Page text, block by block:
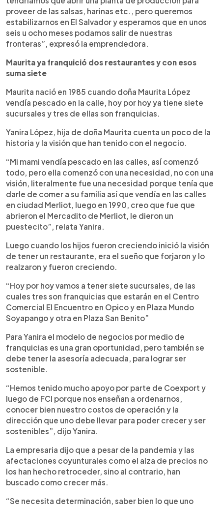
proveer de las salsas, harinas etc., pero queremos
estabilizarnos en El Salvador y esperamos que en unos
seis u ocho meses podamos salir de nuestras
fronteras”, expresó la emprendedora.
Maurita ya franquició dos restaurantes y con esos
suma siete
Maurita nació en 1985 cuando doña Maurita López
vendía pescado en la calle, hoy por hoy ya tiene siete
sucursales y tres de ellas son franquicias.
Yanira López, hija de doña Maurita cuenta un poco de la
historia y la visión que han tenido con el negocio.
“Mi mami vendía pescado en las calles, así comenzó
todo, pero ella comenzó con una necesidad, no con una
visión, literalmente fue una necesidad porque tenía que
darle de comer a su familia así que vendía en las calles
en ciudad Merliot, luego en 1990, creo que fue que
abrieron el Mercadito de Merliot, le dieron un
puestecito”, relata Yanira.
Luego cuando los hijos fueron creciendo inició la visión
de tener un restaurante, era el sueño que forjaron y lo
realzaron y fueron creciendo.
“Hoy por hoy vamos a tener siete sucursales, de las
cuales tres son franquicias que estarán en el Centro
Comercial El Encuentro en Opico y en Plaza Mundo
Soyapango y otra en Plaza San Benito”
Para Yanira el modelo de negocios por medio de
franquicias es una gran oportunidad, pero también se
debe tener la asesoría adecuada, para lograr ser
sostenible.
“Hemos tenido mucho apoyo por parte de Coexport y
luego de FCI porque nos enseñan a ordenarnos,
conocer bien nuestro costos de operación y la
dirección que uno debe llevar para poder crecer y ser
sostenibles”, dijo Yanira.
La empresaria dijo que a pesar de la pandemia y las
afectaciones coyunturales como el alza de precios no
los han hecho retroceder, sino al contrario, han
buscado como crecer más.
“Se necesita determinación, saber bien lo que uno